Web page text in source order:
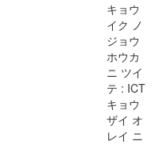
キョウ
イク ノ
ジョウ
ホウカ
ニ ツイ
テ : ICT
キョウ
ザイ オ
レイ ニ